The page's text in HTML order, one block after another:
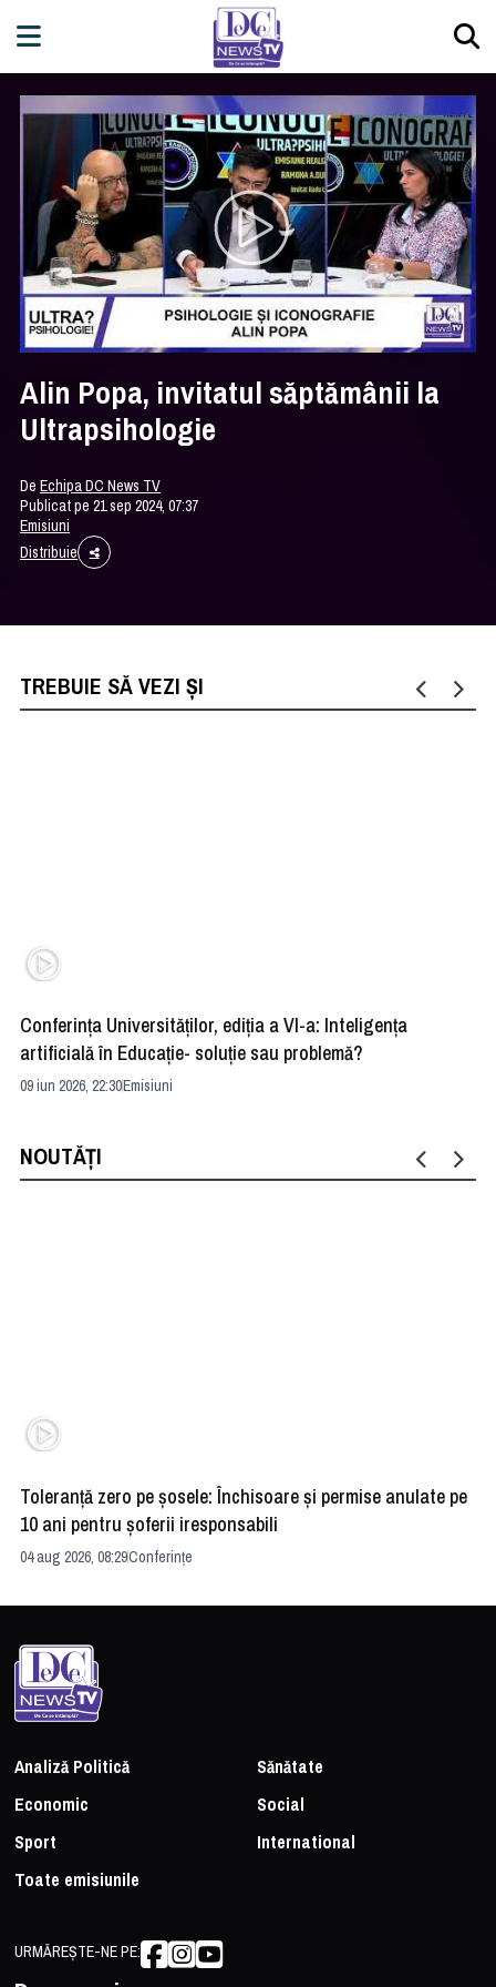
Alin Popa, invitatul săptămânii la
Ultrapsihologie
DeEchipa DC News TV
Publicat pe 21 sep 2024, 07:37
Emisiuni
Distribuie
TREBUIE SĂ VEZI ȘI
Conferința Universităților, ediția a VI-a: Inteligența
artificială în Educație- soluție sau problemă?
09 iun 2026, 22:30Emisiuni
NOUTĂȚI
Toleranță zero pe șosele: Închisoare și permise anulate pe
10 ani pentru șoferii iresponsabili
04 aug 2026, 08:29Conferințe
Analiză Politică
Sănătate
Economic
Social
Sport
International
Toate emisiunile
URMĂREȘTE-NE PE: